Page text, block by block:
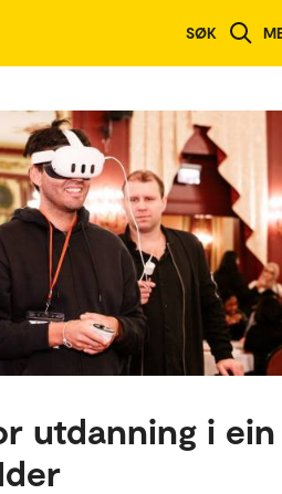
SØK
utdanning i ein